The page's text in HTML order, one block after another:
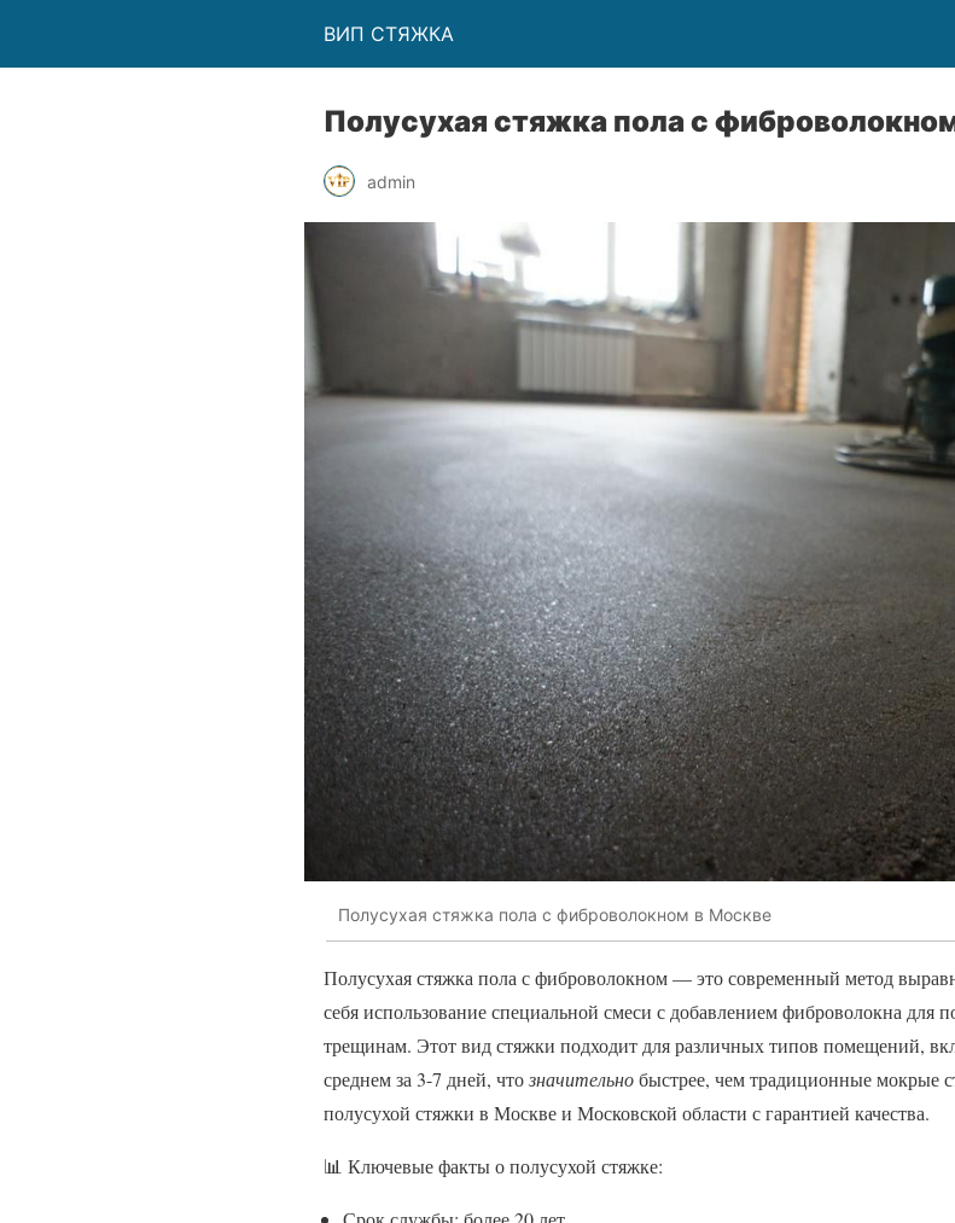
ВИП СТЯЖКА
Полусухая стяжка пола с
admin
Полусухая стяжка пола с фиброволокном в Москве
Полусухая стяжка пола с фиброволокном — это современный метод
себя использование специальной смеси с добавлением фиброволокна для
трещинам. Этот вид стяжки подходит для различных типов помещений,
среднем за 3-7 дней, чтозначительнобыстрее, чем традиционные мокрые
полусухой стяжки в Москве и Московской области с гарантией качества.
📊 Ключевые факты о полусухой стяжке: